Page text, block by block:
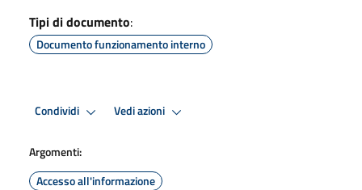
Tipi di documento:
Documento funzionamento interno
Condividi Vedi azioni
Argomenti:
Accesso all'informazione